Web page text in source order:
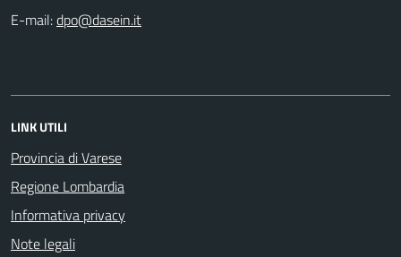
E-mail:
LINK UTILI
Provincia di Varese
Regione Lombardia
Informativa privacy
Note legali